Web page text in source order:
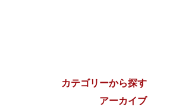
カテゴリーから探す
アーカイブ